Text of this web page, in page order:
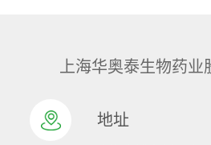
上海华奥泰生物药业
地址